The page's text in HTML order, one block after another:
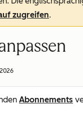
zugreifen.
Abonnements